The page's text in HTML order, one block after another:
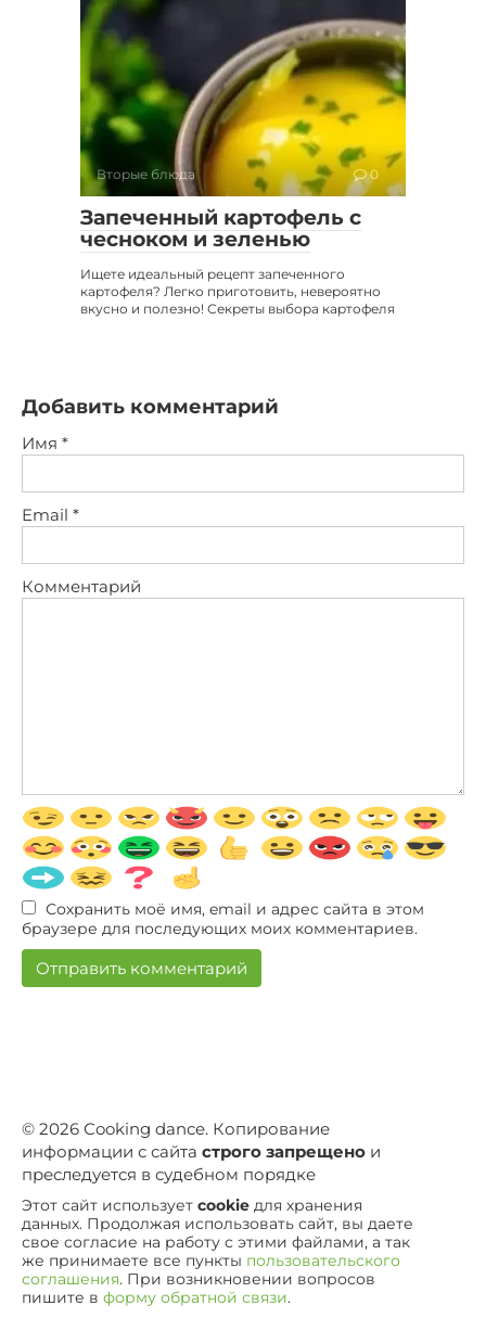
Вторые блюда 0
Запеченный картофель с
чесноком и зеленью
Ищете идеальный рецепт запеченного
картофеля? Легко приготовить, невероятно
вкусно и полезно! Секреты выбора картофеля
Добавить комментарий
Имя *
Email *
Комментарий
Сохранить моё имя, email и адрес сайта в этом
браузере для последующих моих комментариев.
© 2026 Сooking dance. Копирование
информации с сайта строго запрещено и
преследуется в судебном порядке
Этот сайт использует cookie для хранения
данных. Продолжая использовать сайт, вы даете
свое согласие на работу с этими файлами, а так
же принимаете все пункты пользовательского
соглашения. При возникновении вопросов
пишите в форму обратной связи.